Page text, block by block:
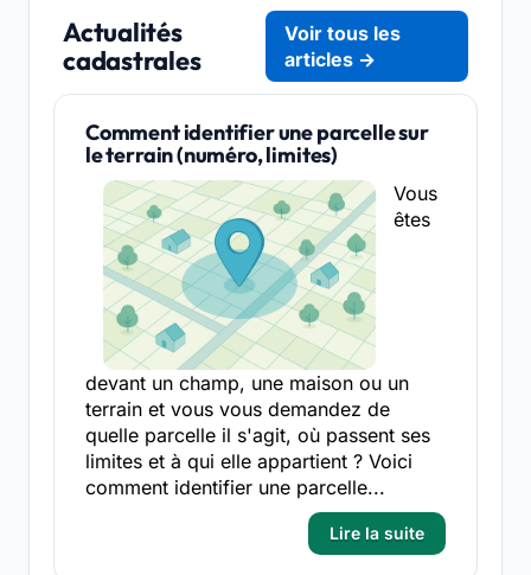
Actualités
cadastrales
Voir tous les
articles →
Comment identifier une parcelle sur
le terrain (numéro, limites)
Vous
êtes
devant un champ, une maison ou un
terrain et vous vous demandez de
quelle parcelle il s'agit, où passent ses
limites et à qui elle appartient ? Voici
comment identifier une parcelle...
Lire la suite